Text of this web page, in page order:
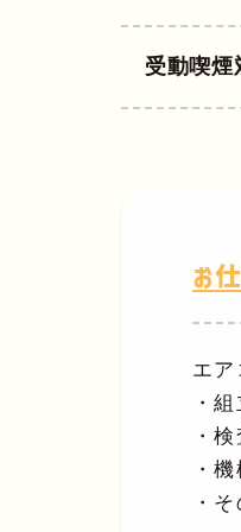
受動喫煙
お
エ
・組
・検
・
・